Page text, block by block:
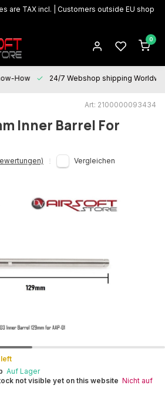
are TAX incl. | Customers outside EU shop
0
How 24/7 Webshop shipping
Art: 2100000093434
Inner Barrel For
Vergleichen
left
Auf Lager
not visible yet on this website Nicht auf